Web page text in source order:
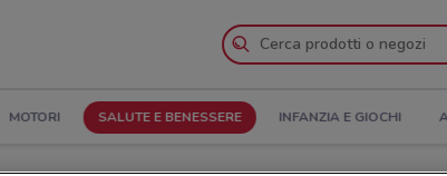
MOTORI SALUTE E BENESSERE INFANZIA E GIOCHI